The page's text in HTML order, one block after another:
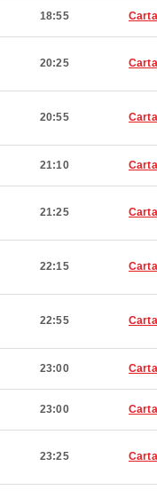
18:55
20:25
20:55
21:10
21:25
22:15
22:55
23:00
23:00
23:25